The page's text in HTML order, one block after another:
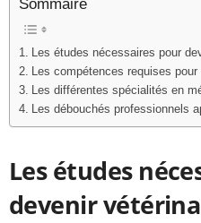
Sommaire
Les études nécessaires pour
Les compétences requises
Les différentes spécialités en
Les débouchés professionnels
Les études
devenir